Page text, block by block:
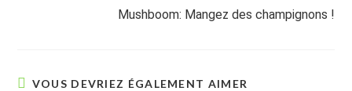
Mushboom: Mangez des champignons !
VOUS DEVRIEZ ÉGALEMENT AIMER